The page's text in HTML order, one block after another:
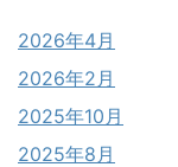
2026年4月
2026年2月
2025年10月
2025年8月